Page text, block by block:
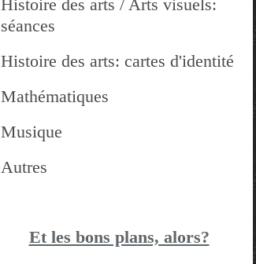
Histoire des arts / Arts visuels:
séances
Histoire des arts: cartes d'identité
Mathématiques
Musique
Autres
Et les bons plans, alors?